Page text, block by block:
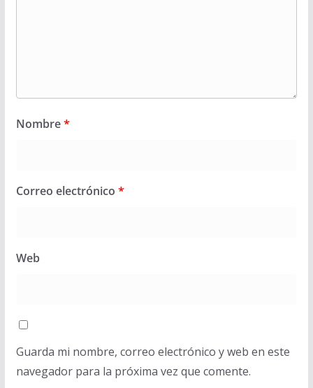
Nombre*
Correo electrónico *
Web
Guarda mi nombre, correo electrónico y web en este
navegador para la próxima vez que comente.